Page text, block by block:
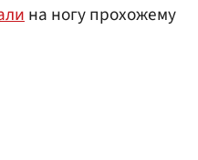
на ногу прохожему